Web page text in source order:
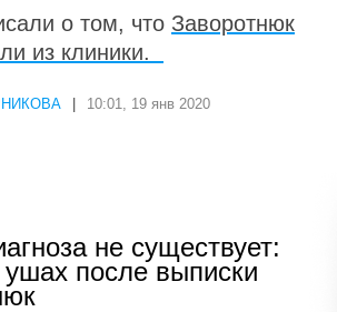
о том, что Заворотнюк
из клиники.
10:01, 19 янв 2020
не существует:
после выписки